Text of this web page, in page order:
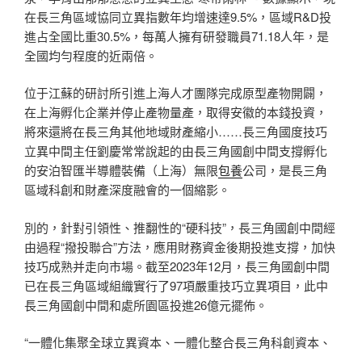
在長三角區域協同立異指數年均增速達9.5%，區域R&D投
進占全國比重30.5%，每萬人擁有研發職員71.18人年，是
全國均勻程度的近兩倍。
位于江蘇的研討所引進上海人才團隊完成原型產物開闢，
在上海孵化企業并停止產物量產，取得安徽的本錢投資，
將來還將在長三角其他地域財產縮小……長三角國度技巧
立異中間主任劉慶常常說起的由長三角國創中間支撐孵化
的安泊智匯半導體裝備（上海）無限包養公司，是長三角
區域科創和財產深度融會的一個縮影。
別的，針對引領性、推翻性的“硬科技”，長三角國創中間經
由過程“撥投聯合”方法，應用財務資金後期投進支撐，加快
技巧成熟并走向市場。截至2023年12月，長三角國創中間
已在長三角區域組織實行了97項嚴重技巧立異項目，此中
長三角國創中間和處所園區投進26億元擺佈。
“一體化集聚全球立異資本、一體化整合長三角科創資本、